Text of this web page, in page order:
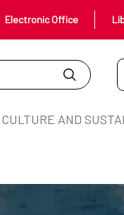
Electronic Office
CULTURE AND